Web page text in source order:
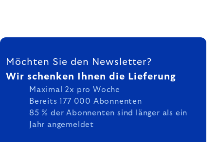
FUSSZEILE
Möchten Sie den Newsletter?
Wir schenken Ihnen die Lieferung
Maximal 2x pro Woche
Bereits 177 000 Abonnenten
85 % der Abonnenten sind länger als ein
Jahr angemeldet